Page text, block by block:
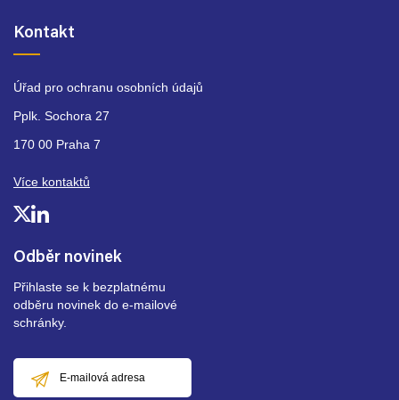
Odběr novinek
Přihlaste se k bezplatnému
odběru novinek do e-mailové
schránky.
mailová
Kontakt
Úřad pro ochranu osobních údajů
Pplk. Sochora 27
170 00 Praha 7
Více kontaktů